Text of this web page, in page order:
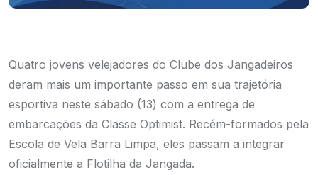
Quatro jovens velejadores do Clube dos Jangadeiros
deram mais um importante passo em sua trajetória
esportiva neste sábado (13) com a entrega de
embarcações da Classe Optimist. Recém-formados pela
Escola de Vela Barra Limpa, eles passam a integrar
oficialmente a Flotilha da Jangada.